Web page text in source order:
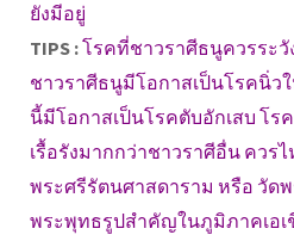
ยังมีอยู่
TIPS :โรคที่ชาวราศีธนูควรระ
ชาวราศีธนูมีโอกาสเป็นโรคนิ่ว
นี้มีโอกาสเป็นโรคตับอักเสบ โ
เรื้อรังมากกว่าชาวราศีอื่น ควร
พระศรีรัตนศาสดาราม หรือ วัด
พระพุทธรูปสำคัญในภูมิภาคเอเ